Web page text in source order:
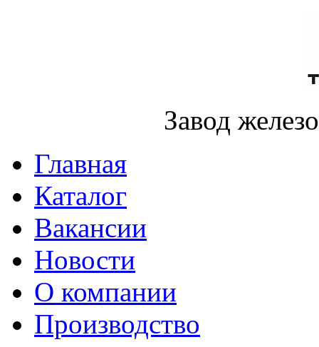
Завод
Главная
Каталог
Вакансии
Новости
О компании
Производство